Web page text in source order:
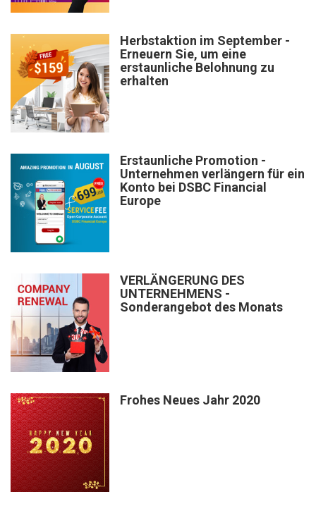
Herbstaktion im September -
Erneuern Sie, um eine
erstaunliche Belohnung zu
erhalten
Erstaunliche Promotion -
Unternehmen verlängern für ein
Konto bei DSBC Financial
Europe
VERLÄNGERUNG DES
UNTERNEHMENS -
Sonderangebot des Monats
Frohes Neues Jahr 2020